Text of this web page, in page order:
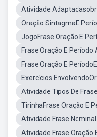
Atividade
Oração SintagmaE
JogoFrase Oração E
Frase Oração E Período
Frase Oração E
Exercícios
Atividade Tipos De
TirinhaFrase Oração E
Atividade Frase
Atividade Frase Oração